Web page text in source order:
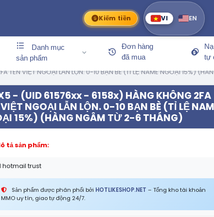
Kiếm tiền VI EN
Danh mục
sản phẩm
Đơn hàng
đã mua
tự
TÊN VIỆT NGOẠI LẪN LỘN. 0-10 BẠN BÈ (TỈ LỆ NAME NGOẠI 15%)
- (UID 61576xx - 6158x) HÀNG KHÔNG 2FA
NGOẠI LẪN LỘN. 0-10 BẠN BÈ (TỈ LỆ
15%) (HÀNG NGÂM TỪ 2-6 THÁNG)
tả sản phẩm:
hotmail trust
Sản phẩm được phân phối bởi HOTLIKESHOP.NET – Tổng kho tài khoản
MMO uy tín, giao tự động 24/7.